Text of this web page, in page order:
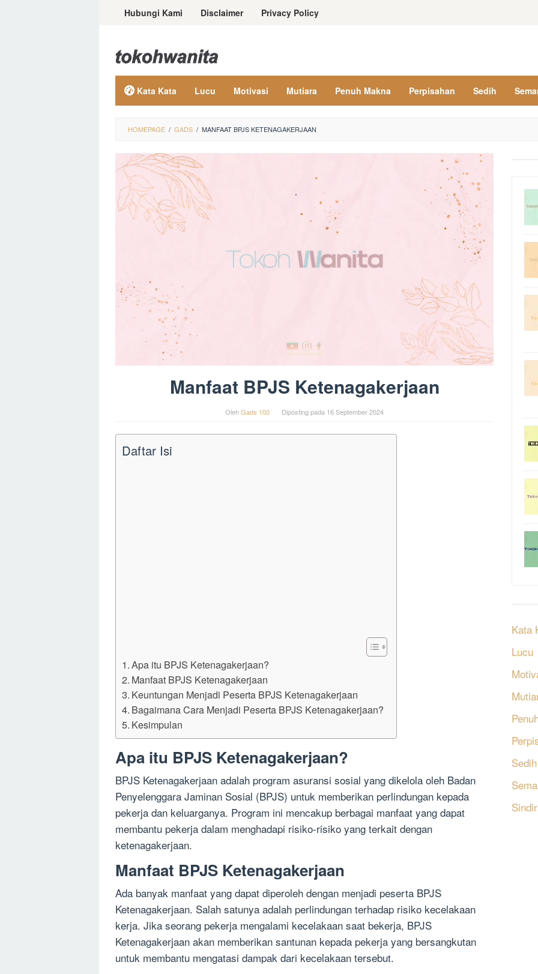
LoncatHubungi Kami Disclaimer Privacy Policy
Kata Kata Lucu Motivasi Mutiara Penuh Makna Perpisahan Sedih
HOMEPAGE / GADS / MANFAAT BPJS KETENAGAKERJAAN
Manfaat BPJS Ketenagakerjaan
OlehGads 100 Diposting pada 16 September 2024
Daftar Isi
Apa itu BPJS Ketenagakerjaan?
Manfaat BPJS Ketenagakerjaan
Keuntungan Menjadi Peserta BPJS Ketenagakerjaan
Bagaimana Cara Menjadi Peserta BPJS Ketenagakerjaan?
Kesimpulan
Apa itu BPJS Ketenagakerjaan?
BPJS Ketenagakerjaan adalah program asuransi sosial yang dikelola oleh Badan
Penyelenggara Jaminan Sosial (BPJS) untuk memberikan perlindungan kepada
pekerja dan keluarganya. Program ini mencakup berbagai manfaat yang dapat
membantu pekerja dalam menghadapi risiko-risiko yang terkait dengan
ketenagakerjaan.
Manfaat BPJS Ketenagakerjaan
Ada banyak manfaat yang dapat diperoleh dengan menjadi peserta BPJS
Ketenagakerjaan. Salah satunya adalah perlindungan terhadap risiko kecelakaan
kerja. Jika seorang pekerja mengalami kecelakaan saat bekerja, BPJS
Ketenagakerjaan akan memberikan santunan kepada pekerja yang bersangkutan
untuk membantu mengatasi dampak dari kecelakaan tersebut.
Kata
Lucu
Sedih